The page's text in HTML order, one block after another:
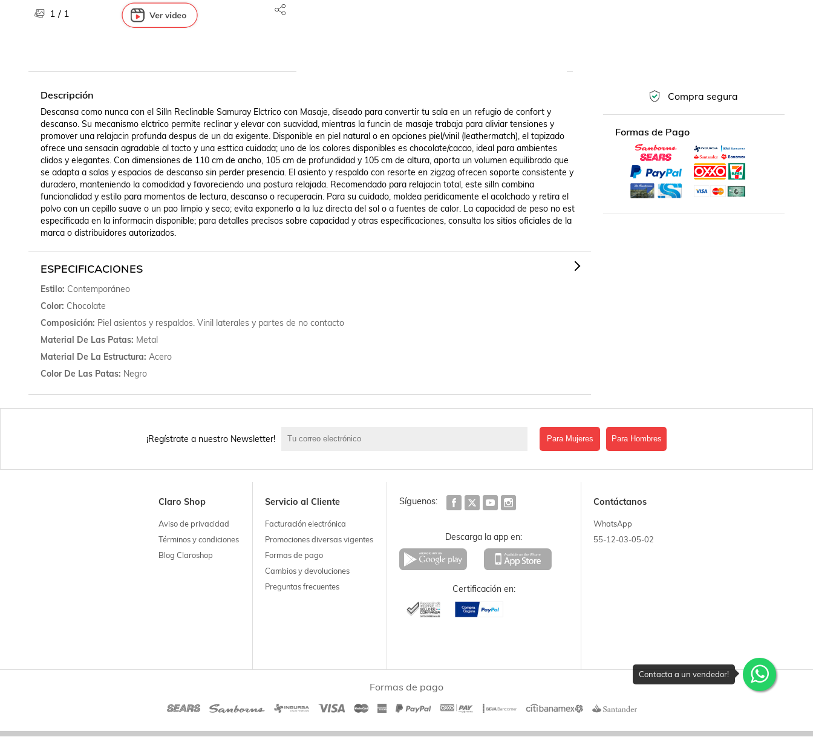
Farmacia
1 / 1
Descripción
Descansa como nunca con el Silln Reclinable Samuray Elctrico con Masaje, diseado para convertir tu sala en un refugio de confort y
descanso. Su mecanismo elctrico permite reclinar y elevar con suavidad, mientras la funcin de masaje trabaja para aliviar tensiones y
promover una relajacin profunda despus de un da exigente. Disponible en piel natural o en opciones piel/vinil (leathermatch), el tapizado
ofrece una sensacin agradable al tacto y una esttica cuidada; uno de los colores disponibles es chocolate/cacao, ideal para ambientes
clidos y elegantes. Con dimensiones de 110 cm de ancho, 105 cm de profundidad y 105 cm de altura, aporta un volumen equilibrado que
se adapta a salas y espacios de descanso sin perder presencia. El asiento y respaldo con resorte en zigzag ofrecen soporte consistente y
duradero, manteniendo la comodidad y favoreciendo una postura relajada. Recomendado para relajacin total, este silln combina
funcionalidad y estilo para momentos de lectura, descanso o recuperacin. Para su cuidado, moldea peridicamente el acolchado y retira el
polvo con un cepillo suave o un pao limpio y seco; evita exponerlo a la luz directa del sol o a fuentes de calor. La capacidad de peso no est
especificada en la informacin disponible; para detalles precisos sobre capacidad y otras especificaciones, consulta los sitios oficiales de la
marca o distribuidores autorizados.
ESPECIFICACIONES
Estilo Contemporáneo
Color Chocolate
Composición Piel asientos y respaldos. Vinil laterales y partes de no contacto
Material De Las Patas Metal
Material De La Estructura Acero
Color De Las Patas Negro
Compra segura
Formas de Pago
Contacta a un vendedor!
¡Regístrate a nuestro Newsletter! Para Mujeres Para Hombres
Claro Shop
Aviso de privacidad
Términos y condiciones
Blog Claroshop
Servicio al Cliente
Facturación electrónica
Promociones diversas vigentes
Formas de pago
Cambios y devoluciones
Preguntas frecuentes
Síguenos:
Descarga la app en:
Certificación en:
Contáctanos
WhatsApp
55-12-03-05-02
Formas de pago